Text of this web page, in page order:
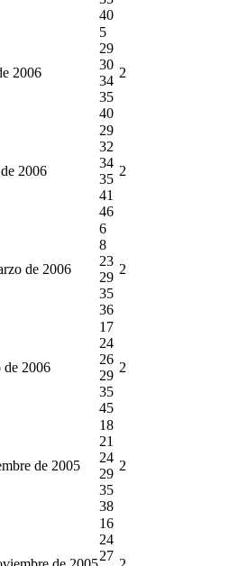
40
2006
5
29
30
34
35
40
2
2006
29
32
34
35
41
46
2
de 2006
6
8
23
29
35
36
2
de 2006
17
24
26
29
35
45
2
de 2005
18
21
24
29
35
38
2
16
24
27